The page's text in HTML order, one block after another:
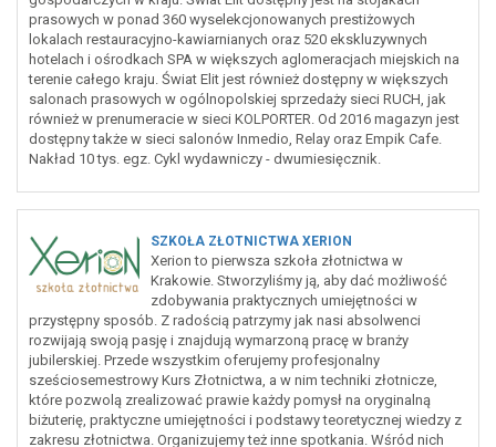
prasowych w ponad 360 wyselekcjonowanych prestiżowych
lokalach restauracyjno-kawiarnianych oraz 520 ekskluzywnych
hotelach i ośrodkach SPA w większych aglomeracjach miejskich na
terenie całego kraju. Świat Elit jest również dostępny w większych
salonach prasowych w ogólnopolskiej sprzedaży sieci RUCH, jak
również w prenumeracie w sieci KOLPORTER. Od 2016 magazyn jest
dostępny także w sieci salonów Inmedio, Relay oraz Empik Cafe.
Nakład 10 tys. egz. Cykl wydawniczy - dwumiesięcznik.
SZKOŁA ZŁOTNICTWA XERION
Xerion to pierwsza szkoła złotnictwa w
Krakowie. Stworzyliśmy ją, aby dać możliwość
zdobywania praktycznych umiejętności w
przystępny sposób. Z radością patrzymy jak nasi absolwenci
rozwijają swoją pasję i znajdują wymarzoną pracę w branży
jubilerskiej. Przede wszystkim oferujemy profesjonalny
sześciosemestrowy Kurs Złotnictwa, a w nim techniki złotnicze,
które pozwolą zrealizować prawie każdy pomysł na oryginalną
biżuterię, praktyczne umiejętności i podstawy teoretycznej wiedzy z
zakresu złotnictwa. Organizujemy też inne spotkania. Wśród nich